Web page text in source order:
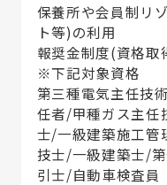
保養所や会員制リ
ト等)の利用
報奨金制度(資格取
※下記対象資格
第三種電気主任技
任者/甲種ガス主任
士/一級建築施工管
技士/一級建築士/
引士/自動車検査員